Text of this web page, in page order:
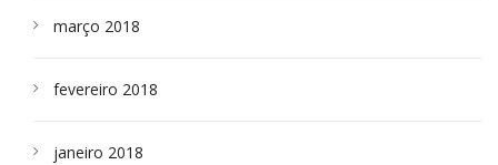
março 2018
fevereiro 2018
janeiro 2018